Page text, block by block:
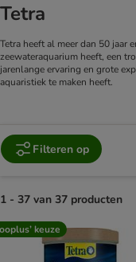
Tetra
Tetra heeft al meer dan 50 jaar
zeewateraquarium heeft, een
jarenlange ervaring en grote
aquaristiek te maken heeft.
Filteren op
1 - 37 van 37 producten
product items have been
keuze